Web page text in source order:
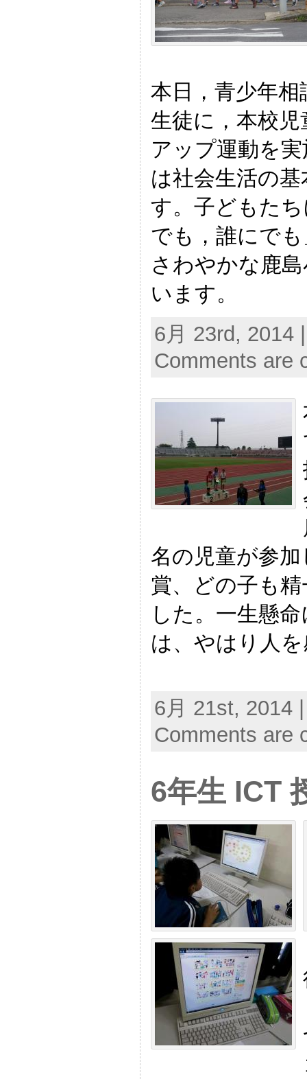
本日，青少年
生徒に，本校
アップ運動を
は社会生活の
す。子どもた
でも，誰にで
さわやかな鹿
います。
6月 23rd, 2014
Comments are
名の児童が参
賞、どの子も
した。一生懸
は、やはり人
6月 21st, 2014
Comments are
6年生 ICT